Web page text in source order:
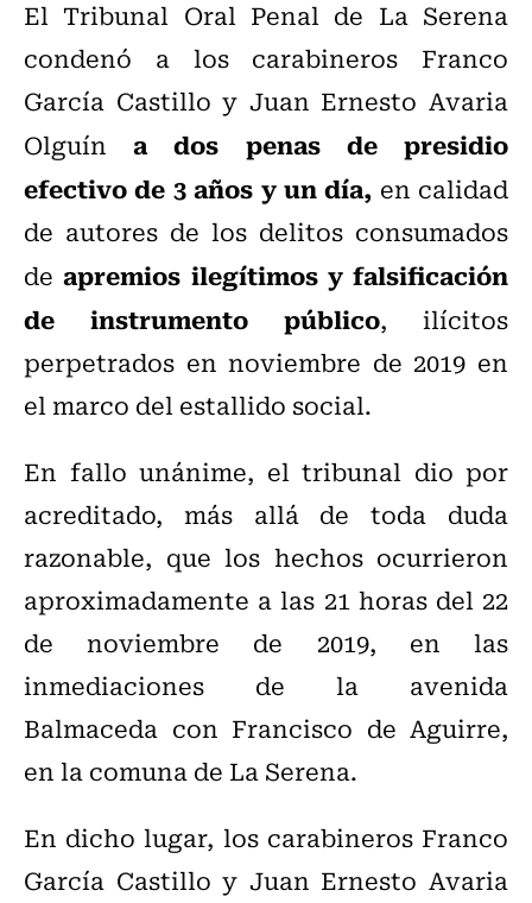
El Tribunal Oral Penal de La Serena
condenó a los carabineros Franco
García Castillo y Juan Ernesto Avaria
Olguína dos penas de presidio
efectivo de 3 años y un día, en calidad
de autores de los delitos consumados
deapremios ilegítimos y falsificación
de instrumento público, ilícitos
perpetrados en noviembre de 2019 en
el marco del estallido social.
En fallo unánime, el tribunal dio por
acreditado, más allá de toda duda
razonable, que los hechos ocurrieron
aproximadamente a las 21 horas del 22
de noviembre de 2019, en las
inmediaciones de la avenida
Balmaceda con Francisco de Aguirre,
en la comuna de La Serena.
En dicho lugar, los carabineros Franco
García Castillo y Juan Ernesto Avaria